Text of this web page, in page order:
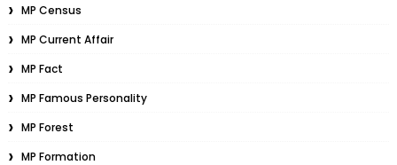
MP Census
MP Current Affair
MP Fact
MP Famous Personality
MP Forest
MP Formation